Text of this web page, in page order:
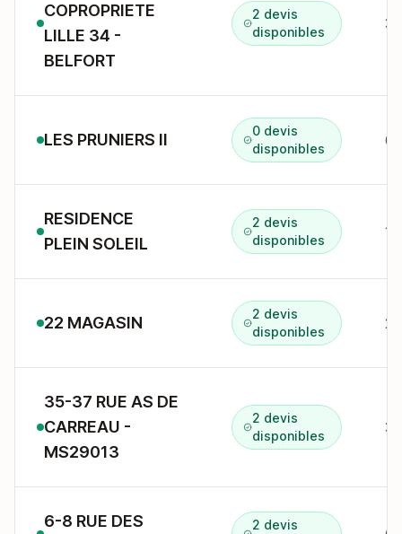
COPROPRIETE
LILLE 34 -
BELFORT
2 devis
disponibles
LES PRUNIERS II
0 devis
disponibles
RESIDENCE
PLEIN SOLEIL
2 devis
disponibles
22 MAGASIN
2 devis
disponibles
35-37 RUE AS DE
CARREAU -
MS29013
2 devis
disponibles
6-8 RUE DES
2 devis